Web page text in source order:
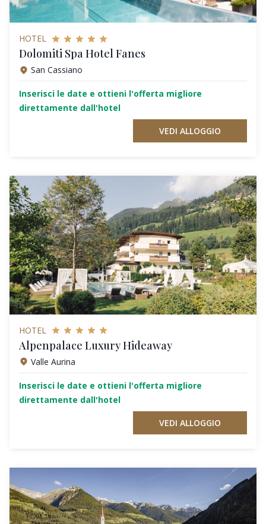
HOTEL
Dolomiti Spa Hotel Fanes
San Cassiano
Inserisci le date e ottieni l'offerta migliore
direttamente dall'hotel
VEDI ALLOGGIO
HOTEL
Alpenpalace Luxury Hideaway
Valle Aurina
Inserisci le date e ottieni l'offerta migliore
direttamente dall'hotel
VEDI ALLOGGIO